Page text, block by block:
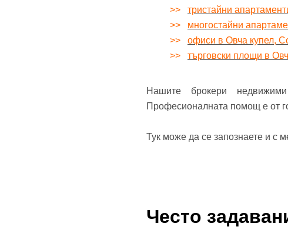
>> тристайни
>> многостайни
>> офиси в Овча купел,
>> търговски площи в
Нашите брокери
Професионалната помощ е от
Тук може да се запознаете и с
Често